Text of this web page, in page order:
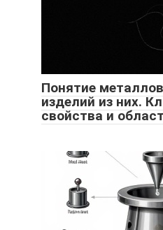
Понятие
изделий из них.
свойства и